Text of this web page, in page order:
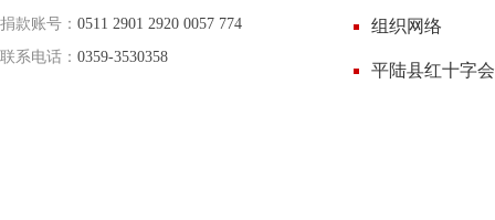
捐款账号： 0511 2901 2920 0057 774
联系电话： 0359-3530358
组织网络
平陆县红十字